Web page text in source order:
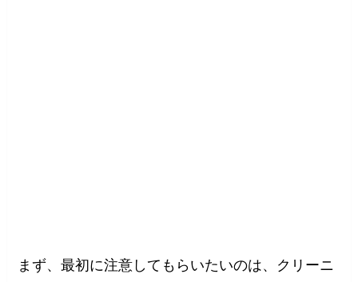
まず、最初に注意してもらいたいのは、クリーニ